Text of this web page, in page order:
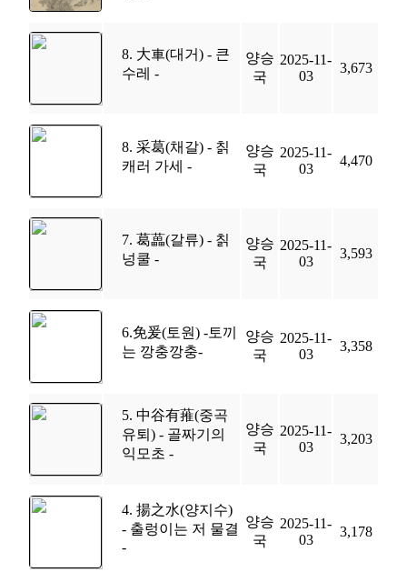
8. 大車(대거) - 큰
수레 -
양승
국
2025-11-
03
3,673
8. 采葛(채갈) - 칡
캐러 가세 -
양승
국
2025-11-
03
4,470
7. 葛藟(갈류) - 칡
넝쿨 -
양승
국
2025-11-
03
3,593
6.免爰(토원) -토끼
는 깡충깡충-
양승
국
2025-11-
03
3,358
5. 中谷有蓷(중곡
유퇴) - 골짜기의
익모초 -
양승
국
2025-11-
03
3,203
4. 揚之水(양지수)
- 출렁이는 저 물결
-
양승
국
2025-11-
03
3,178